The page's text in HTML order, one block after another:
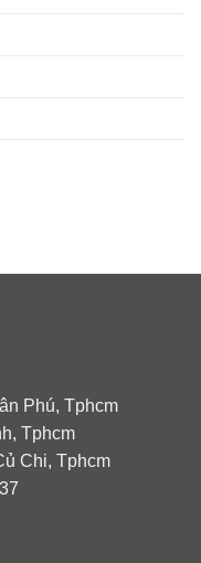
Phú, Tphcm
Tphcm
Chi, Tphcm